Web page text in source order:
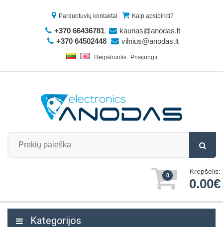
Parduotuvių kontaktai Kaip apsipirkti?
+370 66436781
kaunas@anodas.lt
+370 64502448
vilnius@anodas.lt
Registruotis Prisijungti
0 Krepšelis:
0.00€
Kategorijos